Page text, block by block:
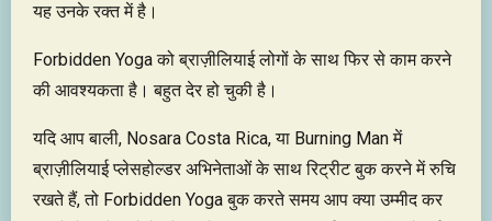
यह उनके रक्त में है।
Forbidden Yoga को ब्राज़ीलियाई लोगों के साथ फिर से काम करने
की आवश्यकता है। बहुत देर हो चुकी है।
यदि आप बाली, Nosara Costa Rica, या Burning Man में
ब्राज़ीलियाई प्लेसहोल्डर अभिनेताओं के साथ रिट्रीट बुक करने में रुचि
रखते हैं, तो Forbidden Yoga बुक करते समय आप क्या उम्मीद कर